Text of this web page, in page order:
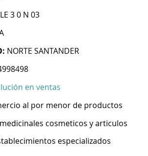
3 0 N 03
NORTE SANTANDER
en ventas
al por menor de productos
cosmeticos y articulos
especializados